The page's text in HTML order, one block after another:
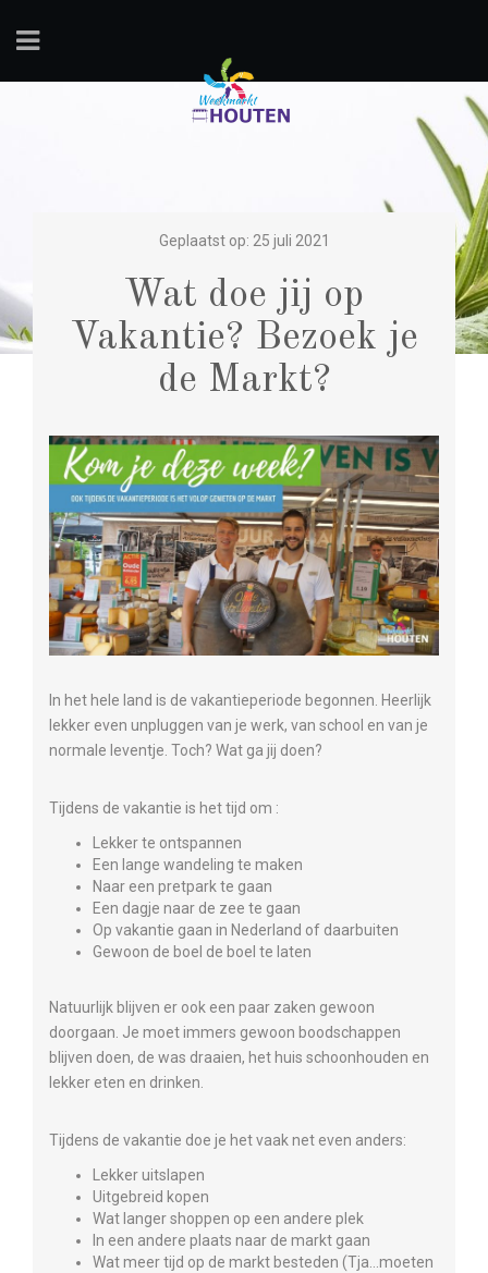
Geplaatst op: 25 juli 2021
Wat doe jij op
Vakantie? Bezoek je
de Markt?
In het hele land is de vakantieperiode begonnen. Heerlijk
lekker even unpluggen van je werk, van school en van je
normale leventje. Toch? Wat ga jij doen?
Tijdens de vakantie is het tijd om :
Lekker te ontspannen
Een lange wandeling te maken
Naar een pretpark te gaan
Een dagje naar de zee te gaan
Op vakantie gaan in Nederland of daarbuiten
Gewoon de boel de boel te laten
Natuurlijk blijven er ook een paar zaken gewoon
doorgaan. Je moet immers gewoon boodschappen
blijven doen, de was draaien, het huis schoonhouden en
lekker eten en drinken.
Tijdens de vakantie doe je het vaak net even anders:
Lekker uitslapen
Uitgebreid kopen
Wat langer shoppen op een andere plek
In een andere plaats naar de markt gaan
Wat meer tijd op de markt besteden (Tja…moeten